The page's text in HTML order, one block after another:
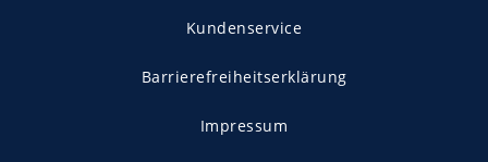
Kundenservice
Barrierefreiheitserklärung
Impressum